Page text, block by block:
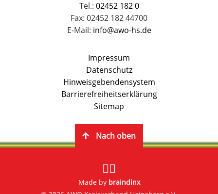
Tel.: 02452 182 0
Fax: 02452 182 44700
E-Mail: info@awo-hs.de
Impressum
Datenschutz
Hinweisgebendensystem
Barrierefreiheitserklärung
Sitemap
Nach oben
Made by braindinx